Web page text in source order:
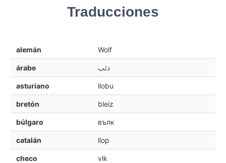
Traducciones
alemán Wolf
árabe ذئب
asturiano llobu
bretón bleiz
búlgaro вълк
catalán llop
checo vlk